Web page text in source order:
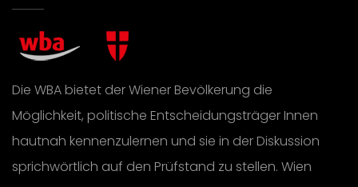
Die WBA bietet der Wiener Bevölkerung die
Möglichkeit, politische Entscheidungsträger Innen
hautnah kennenzulernen und sie in der Diskussion
sprichwörtlich auf den Prüfstand zu stellen. Wien